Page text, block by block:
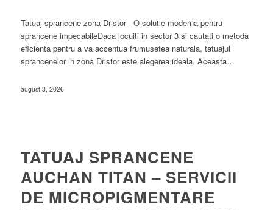
Tatuaj sprancene zona Dristor - O solutie moderna pentru
sprancene impecabileDaca locuiti in sector 3 si cautati o metoda
eficienta pentru a va accentua frumusetea naturala, tatuajul
sprancenelor in zona Dristor este alegerea ideala. Aceasta…
august 3, 2026
TATUAJ SPRANCENE
AUCHAN TITAN – SERVICII
DE MICROPIGMENTARE